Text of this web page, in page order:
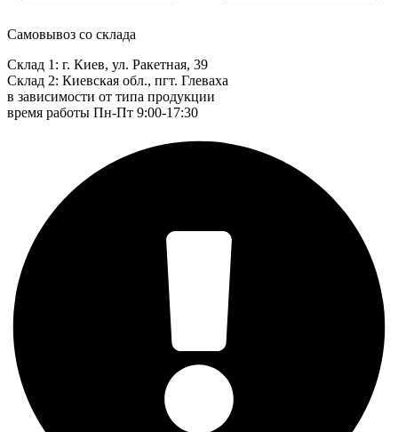
Самовывоз со склада
Склад 1: г. Киев, ул. Ракетная, 39
Склад 2: Киевская обл., пгт. Глеваха
в зависимости от типа продукции
время работы Пн-Пт 9:00-17:30